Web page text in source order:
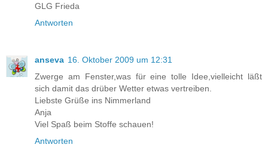
GLG Frieda
Antworten
anseva 16. Oktober 2009 um 12:31
Zwerge am Fenster,was für eine tolle Idee,vielleicht läßt
sich damit das drüber Wetter etwas vertreiben.
Liebste Grüße ins Nimmerland
Anja
Viel Spaß beim Stoffe schauen!
Antworten